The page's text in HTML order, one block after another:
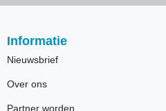
Informatie
Nieuwsbrief
Over ons
Partner worden